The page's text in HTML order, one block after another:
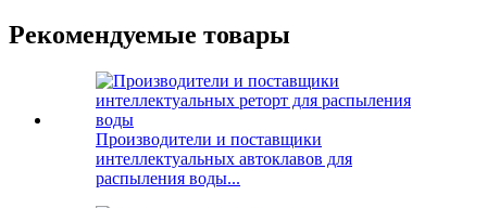
Рекомендуемые товары
Производители и поставщики
интеллектуальных автоклавов для
распыления воды...